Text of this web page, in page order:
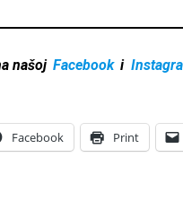
našoj Facebook i
Facebook Print